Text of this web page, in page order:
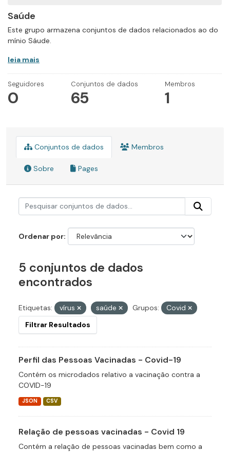
Saúde
Este grupo armazena conjuntos de dados relacionados ao do
mínio Sáude.
leia mais
Seguidores
0
Conjuntos de dados
65
Membros
1
Conjuntos de dados Membros
Sobre Pages
Ordenar por
5 conjuntos de dados
encontrados
Etiquetas: vírus saúde Grupos:
Covid
Filtrar Resultados
Perfil das Pessoas Vacinadas - Covid-19
Contém os microdados relativo a vacinação contra a
COVID-19
JSON CSV
Relação de pessoas vacinadas - Covid 19
Contém a relação de pessoas vacinadas bem como a